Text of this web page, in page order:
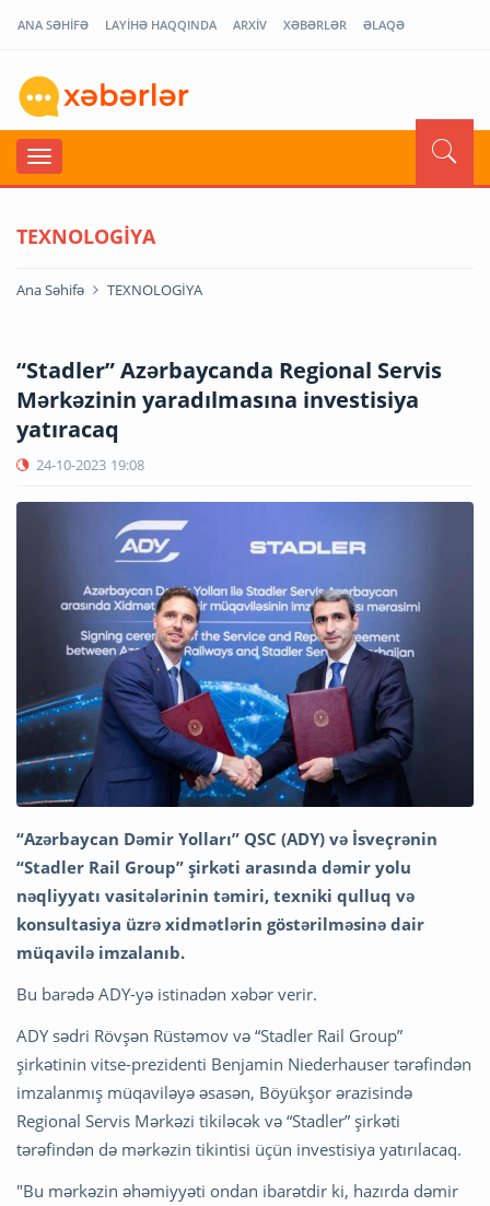
ANA SƏHİFƏ LAYİHƏ HAQQINDA ARXİV XƏBƏRLƏR ƏLAQƏ
TEXNOLOGİYA
Ana Səhifə TEXNOLOGİYA
“Stadler” Azərbaycanda Regional Servis
Mərkəzinin yaradılmasına investisiya
yatıracaq
24-10-2023 19:08
“Azərbaycan Dəmir Yolları” QSC (ADY) və İsveçrənin
“Stadler Rail Group” şirkəti arasında dəmir yolu
nəqliyyatı vasitələrinin təmiri, texniki qulluq və
konsultasiya üzrə xidmətlərin göstərilməsinə dair
müqavilə imzalanıb.
Bu barədə ADY-yə istinadən xəbər verir.
ADY sədri Rövşən Rüstəmov və “Stadler Rail Group”
şirkətinin vitse-prezidenti Benjamin Niederhauser tərəfindən
imzalanmış müqaviləyə əsasən, Böyükşor ərazisində
Regional Servis Mərkəzi tikiləcək və “Stadler” şirkəti
tərəfindən də mərkəzin tikintisi üçün investisiya yatırılacaq.
"Bu mərkəzin əhəmiyyəti ondan ibarətdir ki, hazırda dəmir